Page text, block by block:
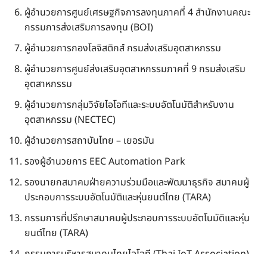
ผู้อำนวยการศูนย์เศรษฐกิจการลงทุนภาคที่ 4 สำนักงานคณะ
กรรมการส่งเสริมการลงทุน (BOI)
ผู้อำนวยการกองโลจิสติกส์ กรมส่งเสริมอุตสาหกรรม
ผู้อำนวยการศูนย์ส่งเสริมอุตสาหกรรมภาคที่ 9 กรมส่งเสริม
อุตสาหกรรม
ผู้อำนวยการกลุ่มวิจัยไอโอทีและระบบอัตโนมัติสำหรับงาน
อุตสาหกรรม (NECTEC)
ผู้อำนวยการสถาบันไทย – เยอรมัน
รองผู้อำนวยการ EEC Automation Park
รองนายกสมาคมฝ่ายความร่วมมือและพัฒนาธุรกิจ สมาคมผู้
ประกอบการระบบอัตโนมัติและหุ่นยนต์ไทย (TARA)
กรรมการที่ปรึกษาสมาคมผู้ประกอบการระบบอัตโนมัติและหุ่น
ยนต์ไทย (TARA)